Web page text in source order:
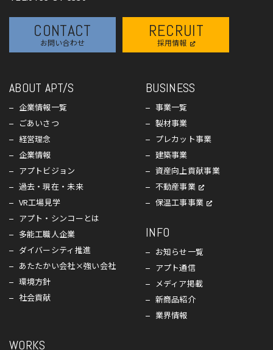
CONTACT
お問い合わせ
RECRUIT
採用情報
ABOUT APT/S
企業情報一覧
ごあいさつ
経営理念
企業情報
アプトビジョン
過去・現在・未来
VR工場見学
アプト・シンコーとは
多能工職人企業
ダイバーシティ推進
あたたかい会社×強い会社
環境方針
社会貢献
BUSINESS
事業一覧
製材事業
プレカット事業
建築事業
資産向上貢献事業
不動産事業
保温工事事業
INFO
お知らせ一覧
アプト通信
メディア掲載
新商品紹介
業界情報
WORKS